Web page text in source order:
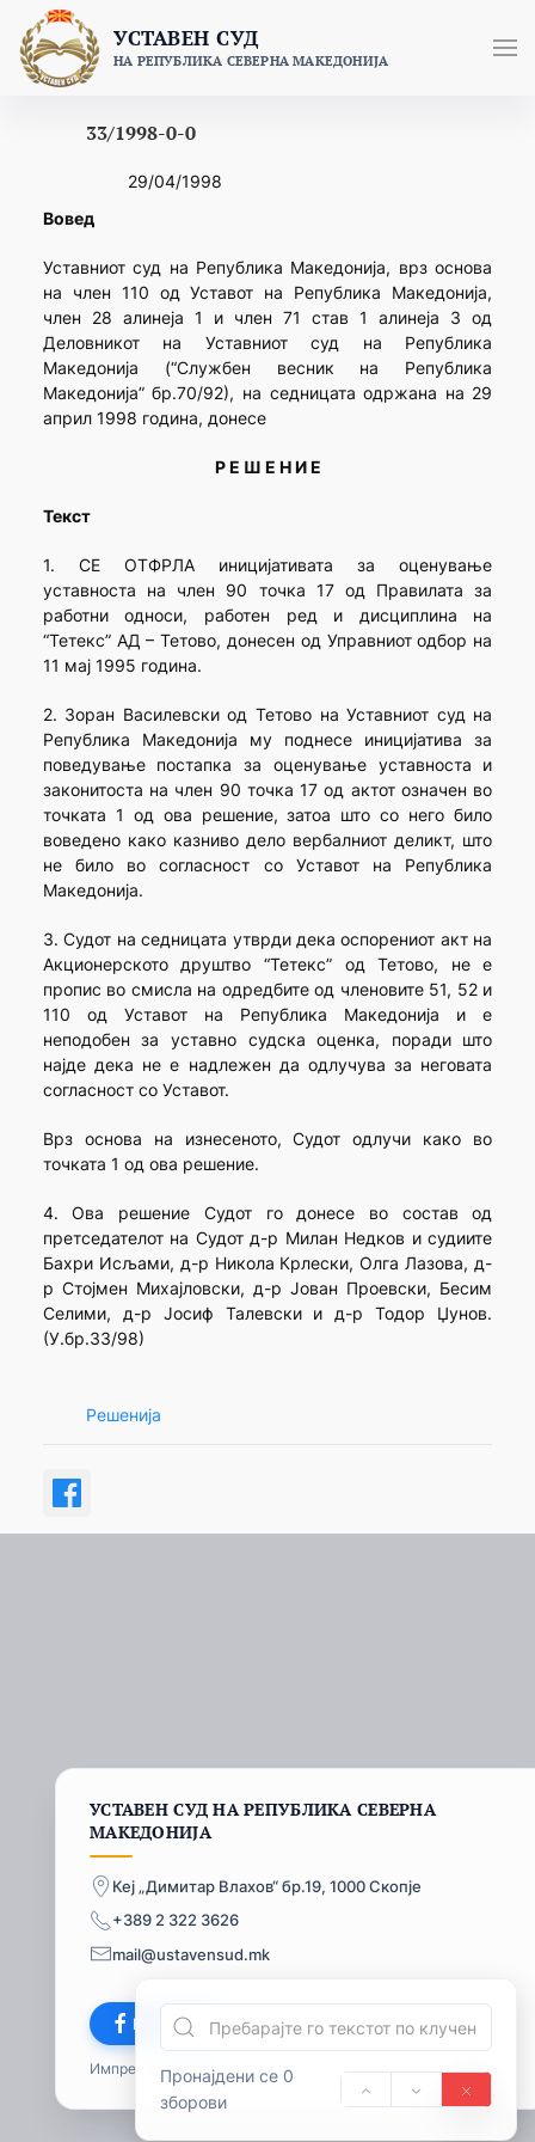
content
УСТАВЕН СУД
НА РЕПУБЛИКА СЕВЕРНА МАКЕДОНИЈА
33/1998-0-0
29/04/1998
Пронајдени се 0
зборови
Вовед
Уставниот суд на Република Македонија, врз основа
на член 110 од Уставот на Република Македонија,
член 28 алинеја 1 и член 71 став 1 алинеја 3 од
Деловникот на Уставниот суд на Република
Македонија (“Службен весник на Република
Македонија” бр.70/92), на седницата одржана на 29
април 1998 година, донесе
Р Е Ш Е Н И Е
Текст
1. СЕ ОТФРЛА иницијативата за оценување
уставноста на член 90 точка 17 од Правилата за
работни односи, работен ред и дисциплина на
“Тетекс” АД – Тетово, донесен од Управниот одбор на
11 мај 1995 година.
2. Зоран Василевски од Тетово на Уставниот суд на
Република Македонија му поднесе иницијатива за
поведување постапка за оценување уставноста и
законитоста на член 90 точка 17 од актот означен во
точката 1 од ова решение, затоа што со него било
воведено како казниво дело вербалниот деликт, што
не било во согласност со Уставот на Република
Македонија.
3. Судот на седницата утврди дека оспорениот акт на
Акционерското друштво “Тетекс” од Тетово, не е
пропис во смисла на одредбите од членовите 51, 52 и
110 од Уставот на Република Македонија и е
неподобен за уставно судска оценка, поради што
најде дека не е надлежен да одлучува за неговата
согласност со Уставот.
Врз основа на изнесеното, Судот одлучи како во
точката 1 од ова решение.
4. Ова решение Судот го донесе во состав од
претседателот на Судот д-р Милан Недков и судиите
Бахри Исљами, д-р Никола Крлески, Олга Лазова, д-
р Стојмен Михајловски, д-р Јован Проевски, Бесим
Селими, д-р Јосиф Талевски и д-р Тодор Џунов.
(У.бр.33/98)
Решенија
УСТАВЕН СУД НА РЕПУБЛИКА СЕВЕРНА
МАКЕДОНИЈА
Кеј „Димитар Влахов“ бр.19, 1000 Скопје
+389 2 322 3626
mail@ustavensud.mk
Facebook
Импресум© 2026